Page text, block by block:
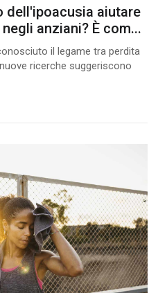
dell'ipoacusia aiutare
anziani? È com...
il legame tra perdita
ricerche suggeriscono